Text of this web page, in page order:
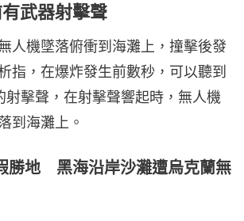
武器射擊聲
人機墜落俯衝到海灘上，撞擊後發
指，在爆炸發生前數秒，可以聽到
射擊聲，在射擊聲響起時，無人機
到海灘上。
勝地 黑海沿岸沙灘遭烏克蘭無